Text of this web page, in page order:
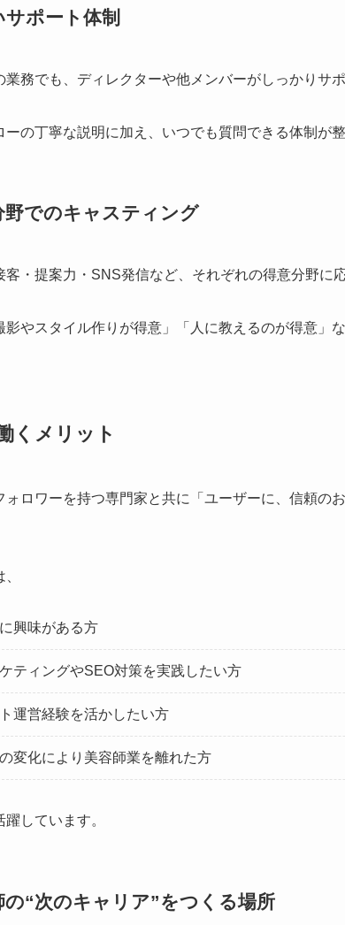
サポート体制
業務でも、ディレクターや他メンバーがしっかりサポ
ーの丁寧な説明に加え、いつでも質問できる体制が
野でのキャスティング
客・提案力・SNS発信など、それぞれの得意分野に
影やスタイル作りが得意」「人に教えるのが得意」
くメリット
ォロワーを持つ専門家と共に「ユーザーに、信頼の
興味がある方
ティングやSEO対策を実践したい方
運営経験を活かしたい方
変化により美容師業を離れた方
躍しています。
の“次のキャリア”をつくる場所